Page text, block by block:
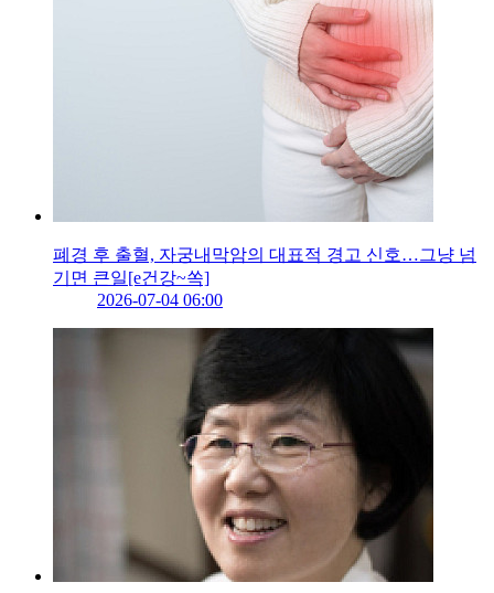
폐경 후 출혈, 자궁내막암의 대표적 경고 신호…그냥 넘
기면 큰일[e건강~쏙]
2026-07-04 06:00